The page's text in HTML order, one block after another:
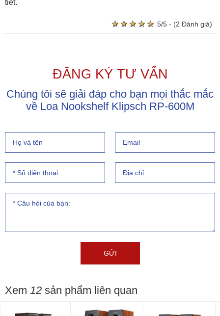
tiết.
★ ★ ★ ★ ★
★ ★ ★ ★ ★ 5/5 - (2 Đánh giá)
ĐĂNG KÝ TƯ VẤN
Chúng tôi sẽ giải đáp cho bạn mọi thắc mắc
về Loa Nookshelf Klipsch RP-600M
Xem 12 sản phẩm liên quan